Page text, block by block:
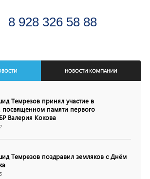
8 928 326 58 88
НОВОСТИ КОМПАНИИ
Темрезов принял участие в
посвященном памяти первого
Валерия Кокова
Темрезов поздравил земляков с Днём